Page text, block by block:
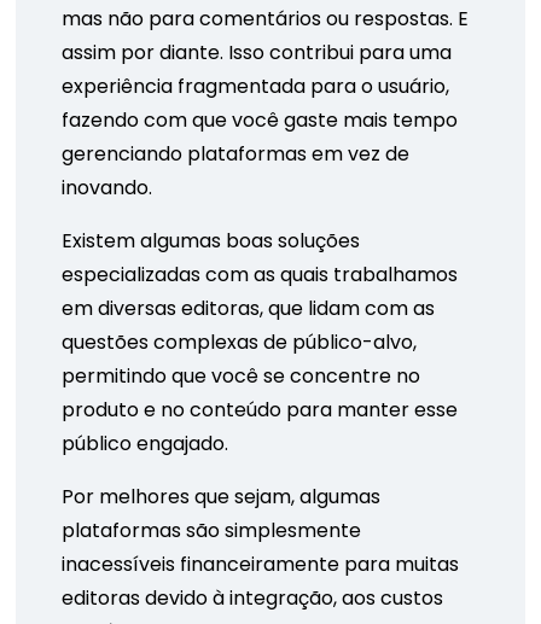
mas não para comentários ou respostas. E
assim por diante. Isso contribui para uma
experiência fragmentada para o usuário,
fazendo com que você gaste mais tempo
gerenciando plataformas em vez de
inovando.
Existem algumas boas soluções
especializadas com as quais trabalhamos
em diversas editoras, que lidam com as
questões complexas de público-alvo,
permitindo que você se concentre no
produto e no conteúdo para manter esse
público engajado.
Por melhores que sejam, algumas
plataformas são simplesmente
inacessíveis financeiramente para muitas
editoras devido à integração, aos custos